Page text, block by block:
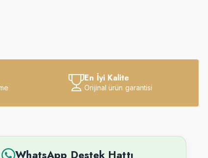
En İyi Kalite
Orijinal ürün garantisi
WhatsApp Destek Hattı